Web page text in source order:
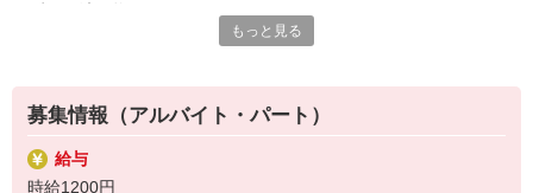
まかないはメニューのパスタやピザが50％OFFで食べられま
メニューの種類や特徴を覚えて、
はじめは、先輩が丁寧に指導します。
メニューにのせる具材を覚えたら、
本格的なパスタやピザの調理をお願いします。
もっと見る
募集情報（アルバイト・パート）
給与
時給1200円